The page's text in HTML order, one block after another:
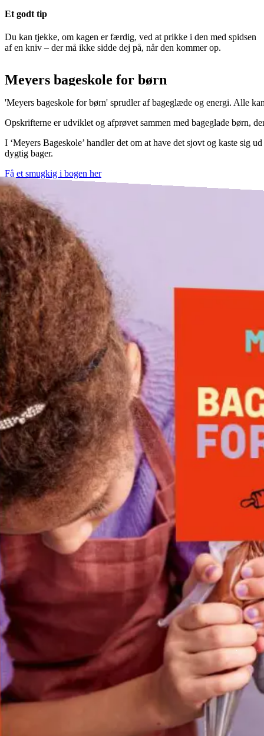
Et godt tip
Du kan tjekke, om kagen er færdig, ved at prikke i den med spidsen
af en kniv – der må ikke sidde dej på, når den kommer op.
Meyers bageskole for børn
'Meyers bageskole for børn' sprudler af bageglæde og energi. Alle
Opskrifterne er udviklet og afprøvet sammen med bageglade børn,
I ‘Meyers Bageskole’ handler det om at have det sjovt og kaste sig
dygtig bager.
Få et smugkig i bogen her
Køb bogen her